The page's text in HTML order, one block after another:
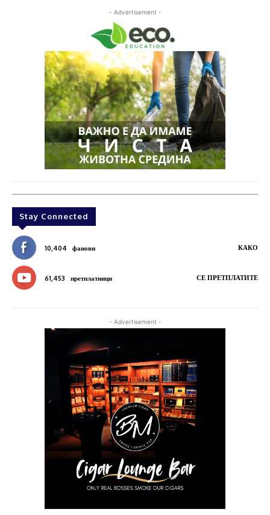
- Advertisement -
Stay Connected
10,404 фанови КАКО
61,453 претплатници СЕ ПРЕТПЛАТИТЕ
- Advertisement -